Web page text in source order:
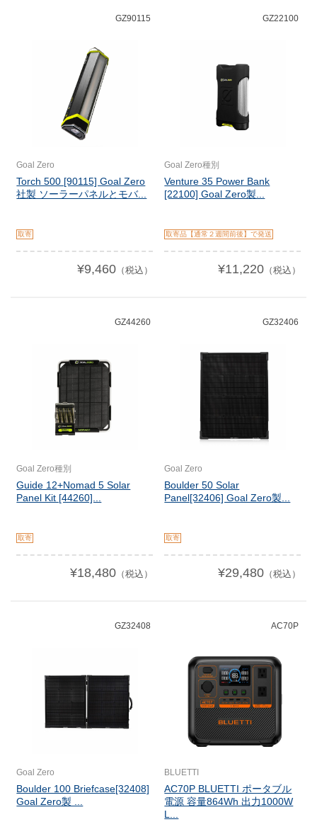
GZ90115
Goal Zero
Torch 500 [90115] Goal Zero
社製 ソーラーパネルとモバ...
取寄
¥9,460（税込）
GZ22100
Goal Zero種別
Venture 35 Power Bank
[22100] Goal Zero製...
取寄品【通常２週間前後】で発送
¥11,220（税込）
GZ44260
Goal Zero種別
Guide 12+Nomad 5 Solar
Panel Kit [44260]...
取寄
¥18,480（税込）
GZ32406
Goal Zero
Boulder 50 Solar
Panel[32406] Goal Zero製...
取寄
¥29,480（税込）
GZ32408
Goal Zero
Boulder 100 Briefcase[32408]
Goal Zero製 ...
AC70P
BLUETTI
AC70P BLUETTI ポータブル
電源 容量864Wh 出力1000W
L...